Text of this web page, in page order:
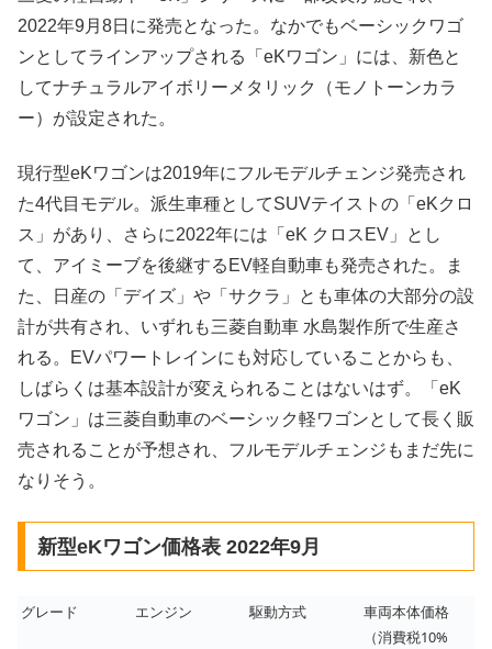
2022年9月8日に発売となった。なかでもベーシックワゴ
ンとしてラインアップされる「eKワゴン」には、新色と
してナチュラルアイボリーメタリック（モノトーンカラ
ー）が設定された。
現行型eKワゴンは2019年にフルモデルチェンジ発売され
た4代目モデル。派生車種としてSUVテイストの「eKクロ
ス」があり、さらに2022年には「eK クロスEV」とし
て、アイミーブを後継するEV軽自動車も発売された。ま
た、日産の「デイズ」や「サクラ」とも車体の大部分の設
計が共有され、いずれも三菱自動車 水島製作所で生産さ
れる。EVパワートレインにも対応していることからも、
しばらくは基本設計が変えられることはないはず。「eK
ワゴン」は三菱自動車のベーシック軽ワゴンとして長く販
売されることが予想され、フルモデルチェンジもまだ先に
なりそう。
新型eKワゴン価格表 2022年9月
グレード エンジン 駆動方式
車両本体価格
（消費税10%